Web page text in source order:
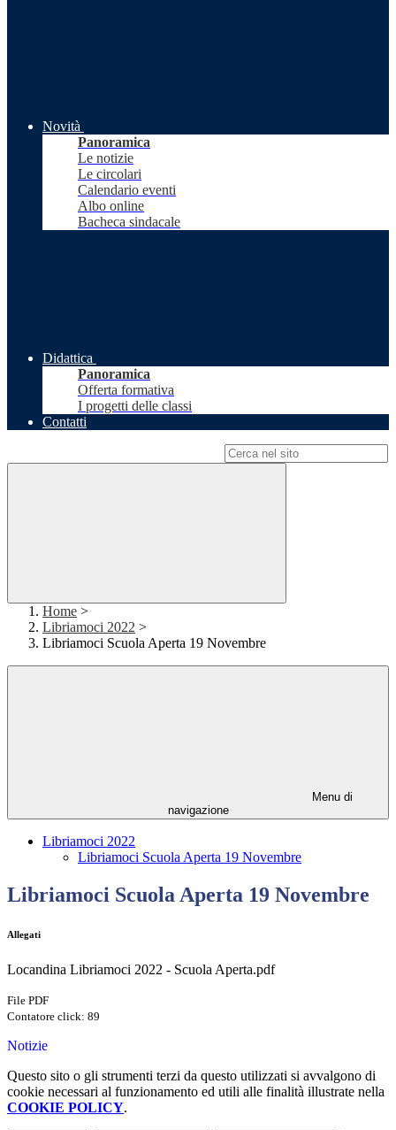
Novità
Panoramica
Le notizie
Le circolari
Calendario eventi
Albo online
Bacheca sindacale
Didattica
Panoramica
Offerta formativa
I progetti delle classi
Contatti
Home >
Libriamoci 2022 >
Libriamoci Scuola Aperta 19 Novembre
Menu di
navigazione
Libriamoci 2022
Libriamoci Scuola Aperta 19 Novembre
Libriamoci Scuola Aperta 19 Novembre
Allegati
Locandina Libriamoci 2022 - Scuola Aperta.pdf
File PDF
Contatore click: 89
Notizie
Questo sito o gli strumenti terzi da questo utilizzati si avvalgono di
cookie necessari al funzionamento ed utili alle finalità illustrate nella
COOKIE POLICY.